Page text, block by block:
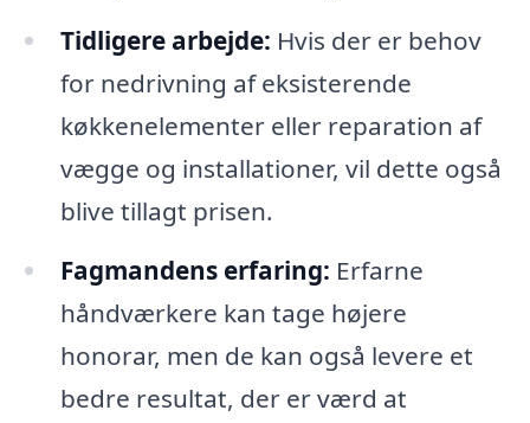
Tidligere arbejde: Hvis der er behov
for nedrivning af eksisterende
køkkenelementer eller reparation af
vægge og installationer, vil dette også
blive tillagt prisen.
Fagmandens erfaring: Erfarne
håndværkere kan tage højere
honorar, men de kan også levere et
bedre resultat, der er værd at